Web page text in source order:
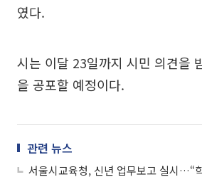
였다.
시는 이달 23일까지 시민 의견을
을 공포할 예정이다.
관련 뉴스